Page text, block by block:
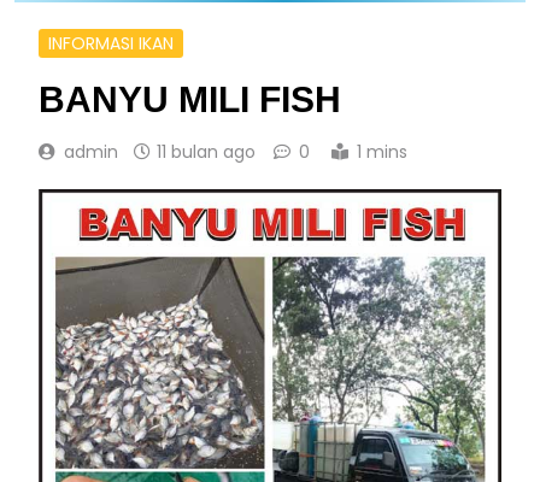
INFORMASI IKAN
BANYU MILI FISH
admin 11 bulan ago 0 1 mins